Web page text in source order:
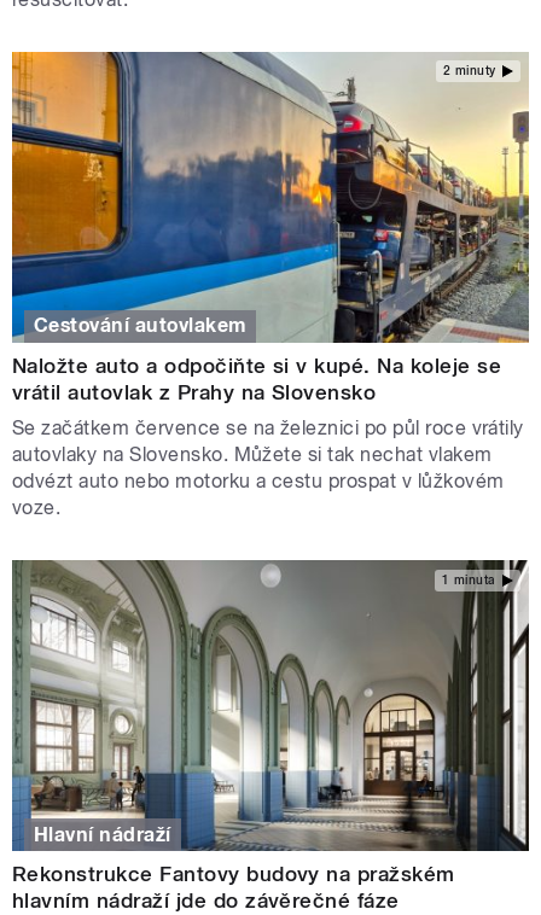
2 minuty
Cestování autovlakem
Naložte auto a odpočiňte si v kupé. Na koleje se
vrátil autovlak z Prahy na Slovensko
Se začátkem července se na železnici po půl roce vrátily
autovlaky na Slovensko. Můžete si tak nechat vlakem
odvézt auto nebo motorku a cestu prospat v lůžkovém
voze.
1 minuta
Hlavní nádraží
Rekonstrukce Fantovy budovy na pražském
hlavním nádraží jde do závěrečné fáze